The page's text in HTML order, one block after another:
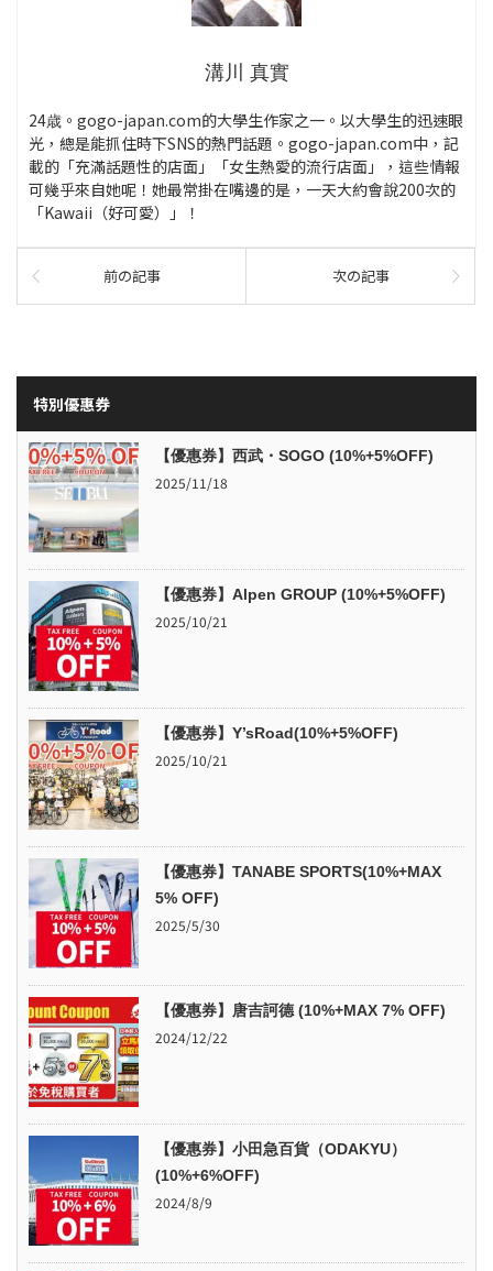
溝川 真實
24歳。gogo-japan.com的大學生作家之一。以大學生的迅速眼
光，總是能抓住時下SNS的熱門話題。gogo-japan.com中，記
載的「充滿話題性的店面」「女生熱愛的流行店面」，這些情報
可幾乎來自她呢！她最常掛在嘴邊的是，一天大約會說200次的
「Kawaii（好可愛）」！
前の記事 次の記事
特別優惠券
【優惠券】西武・SOGO (10%+5%OFF)
2025/11/18
【優惠券】Alpen GROUP (10%+5%OFF)
2025/10/21
【優惠券】Y’sRoad(10%+5%OFF)
2025/10/21
【優惠券】TANABE SPORTS(10%+MAX
5% OFF)
2025/5/30
【優惠券】唐吉訶德 (10%+MAX 7% OFF)
2024/12/22
【優惠券】小田急百貨（ODAKYU）
(10%+6%OFF)
2024/8/9